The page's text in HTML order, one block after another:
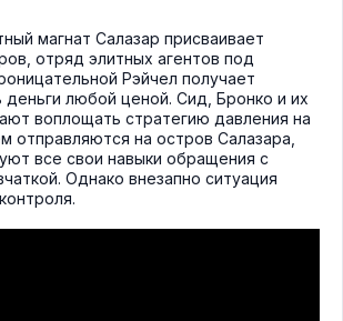
магнат Салазар присваивает
отряд элитных агентов под
Рэйчел получает
деньги любой ценой. Сид, Бронко и их
воплощать стратегию давления на
отправляются на остров Салазара,
все свои навыки обращения с
Однако внезапно ситуация